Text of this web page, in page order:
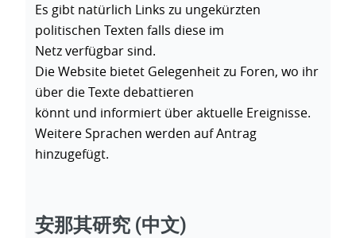
Es gibt natürlich Links zu ungekürzten
politischen Texten falls diese im
Netz verfügbar sind.
Die Website bietet Gelegenheit zu Foren, wo ihr
über die Texte debattieren
könnt und informiert über aktuelle Ereignisse.
Weitere Sprachen werden auf Antrag
hinzugefügt.
安那其研究 (中文)